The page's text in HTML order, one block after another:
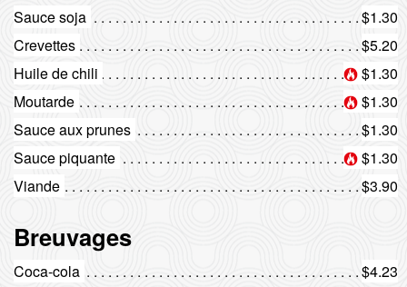
Sauce soja
$1.30
Crevettes
$5.20
Huile de chili
$1.30
Moutarde
$1.30
Sauce aux prunes
$1.30
Sauce piquante
$1.30
Viande
$3.90
Breuvages
Coca-cola
$4.23